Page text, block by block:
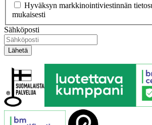
Hyväksyn markkinointiviestinnän
mukaisesti
Sähköposti